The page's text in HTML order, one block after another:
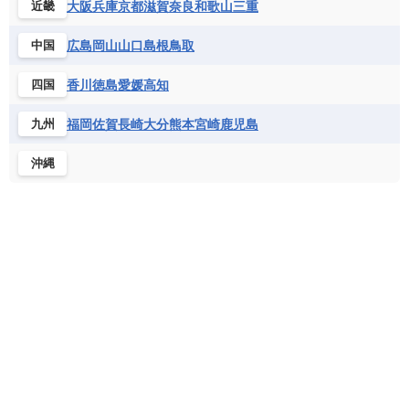
近畿 大阪兵庫京都滋賀奈良和歌山三重
中国 広島岡山山口島根鳥取
四国 香川 徳島愛媛高知
九州 福岡佐賀長崎大分熊本宮崎鹿児島
沖縄